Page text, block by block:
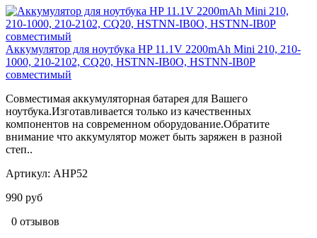
Аккумулятор для ноутбука HP 11.1V 2200mAh Mini 210, 210-
1000, 210-2102, CQ20, HSTNN-IB0O, HSTNN-IB0P
совместимый
Совместимая аккумуляторная батарея для Вашего
ноутбука.Изготавливается только из качественных
компонентов на современном оборудование.Обратите
внимание что аккумулятор может быть заряжен в разной
степ..
Артикул: AHP52
990 руб
0 отзывов